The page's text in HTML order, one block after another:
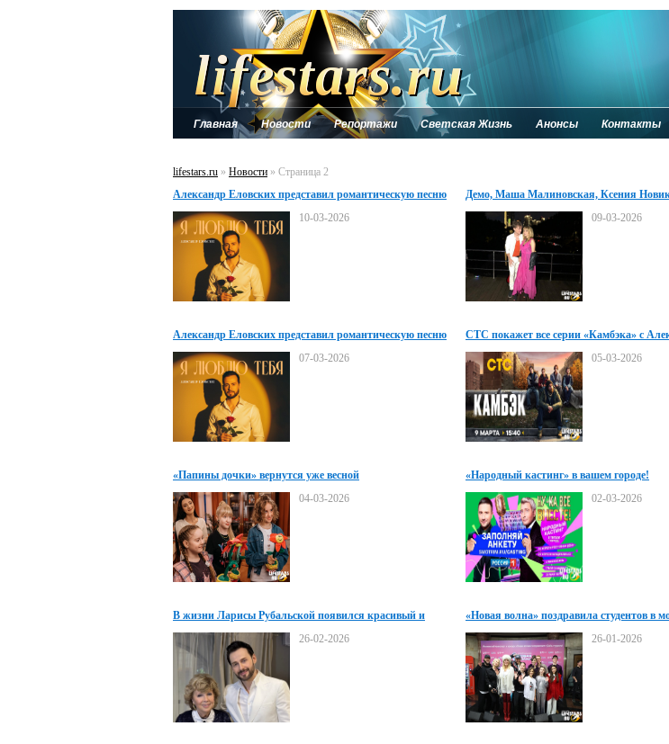
Главная Новости Репортажи Светская Жизнь Анонсы Контакты
lifestars.ru » Новости » Страница 2
Александр Еловских представил романтическую песню
10-03-2026
Демо, Маша Малиновская, Ксения
09-03-2026
Александр Еловских представил романтическую песню
07-03-2026
СТС покажет все серии «Камбэка» с
05-03-2026
«Папины дочки» вернутся уже весной
04-03-2026
«Народный кастинг» в вашем городе!
02-03-2026
В жизни Ларисы Рубальской появился красивый и
26-02-2026
«Новая волна» поздравила студентов в
26-01-2026